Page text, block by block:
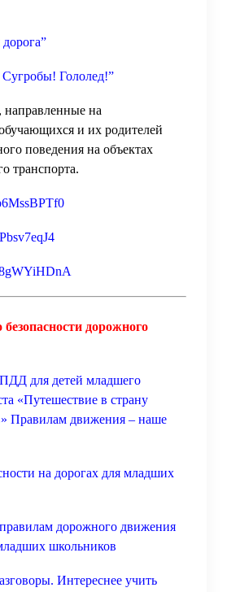
Гололед!”
на
и их родителей
поведения на объектах
транспорта.
дорожного
для детей младшего
«Путешествие в страну
Правилам движения – наше
на дорогах для младших
дорожного движения
школьников
Интереснее учить